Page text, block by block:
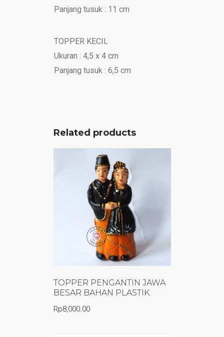
Panjang tusuk : 11 cm
TOPPER KECIL
Ukuran : 4,5 x 4 cm
Panjang tusuk : 6,5 cm
Related products
TOPPER PENGANTIN JAWA
BESAR BAHAN PLASTIK
Rp8,000.00